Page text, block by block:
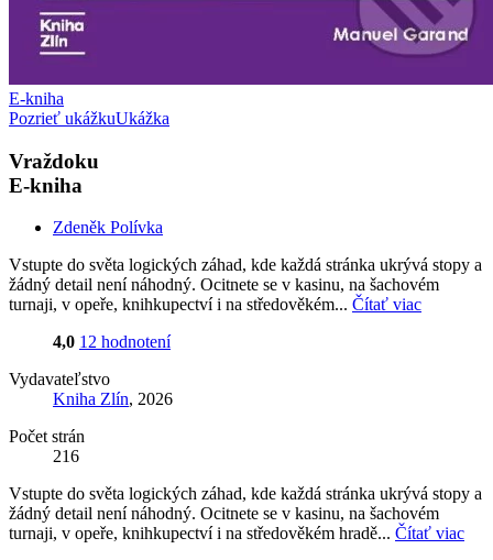
E-kniha
Pozrieť ukážkuUkážka
Vraždoku
E-kniha
Zdeněk Polívka
Vstupte do světa logických záhad, kde každá stránka ukrývá stopy a
žádný detail není náhodný. Ocitnete se v kasinu, na šachovém
turnaji, v opeře, knihkupectví i na středověkém... Čítať viac
4,0 12 hodnotení
Vydavateľstvo
Kniha Zlín, 2026
Počet strán
216
Vstupte do světa logických záhad, kde každá stránka ukrývá stopy a
žádný detail není náhodný. Ocitnete se v kasinu, na šachovém
turnaji, v opeře, knihkupectví i na středověkém hradě... Čítať viac